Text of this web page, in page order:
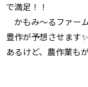
で満足！！
かもみ～るファー
豊作が予想させま
あるけど、農作業も